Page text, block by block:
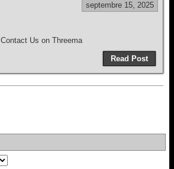
septembre 15, 2025
Contact Us on Threema
Read Post